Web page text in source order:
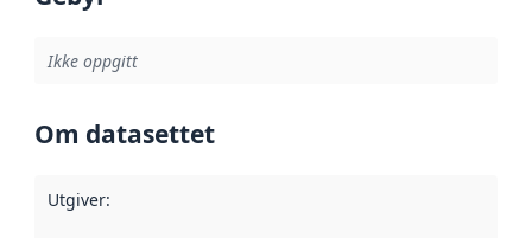
Ikke oppgitt
Om datasettet
Utgiver: